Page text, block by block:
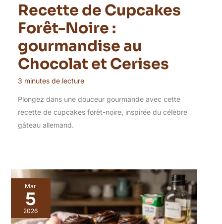
Recette de Cupcakes
Forêt-Noire :
gourmandise au
Chocolat et Cerises
3 minutes de lecture
Plongez dans une douceur gourmande avec cette
recette de cupcakes forêt-noire, inspirée du célèbre
gâteau allemand.
Mar
5
2026